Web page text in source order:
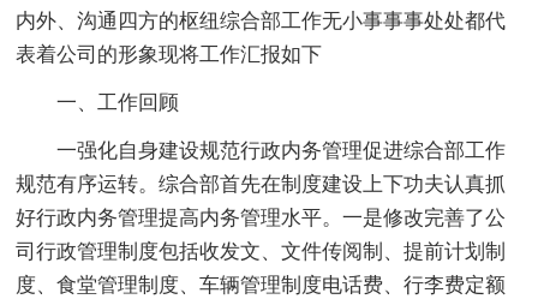
内外、沟通四方的枢纽综合部工作无小事事事处处都代
表着公司的形象现将工作汇报如下
一、工作回顾
一强化自身建设规范行政内务管理促进综合部工作
规范有序运转。综合部首先在制度建设上下功夫认真抓
好行政内务管理提高内务管理水平。一是修改完善了公
司行政管理制度包括收发文、文件传阅制、提前计划制
度、食堂管理制度、车辆管理制度电话费、行李费定额